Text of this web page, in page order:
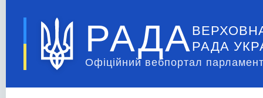
РАДА РАДА
Офіційний вебпортал